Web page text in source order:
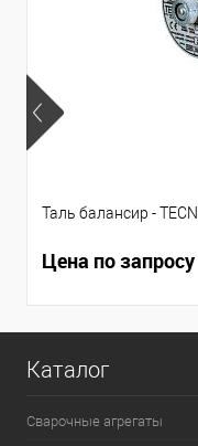
Таль балансир -
Цена по запросу
Каталог
Сварочные агрегаты